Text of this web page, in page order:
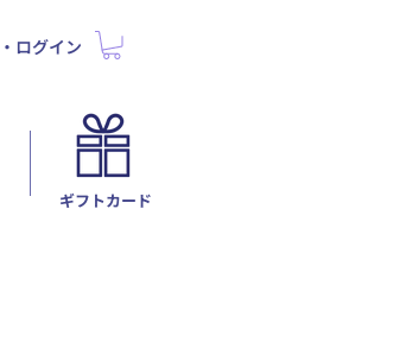
ギフトカード
ログイン